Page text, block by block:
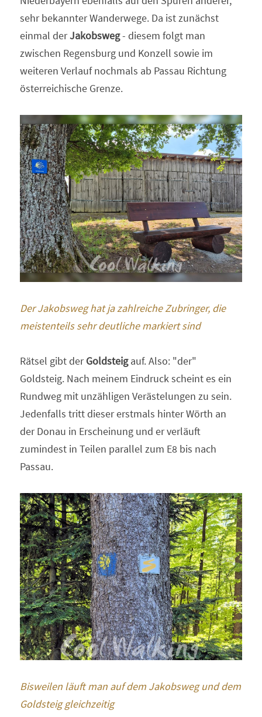
sehr bekannter Wanderwege. Da ist zunächst
einmal der Jakobsweg - diesem folgt man
zwischen Regensburg und Konzell sowie im
weiteren Verlauf nochmals ab Passau Richtung
österreichische Grenze.
Der Jakobsweg hat ja zahlreiche Zubringer, die
meistenteils sehr deutliche markiert sind
Rätsel gibt der Goldsteig auf. Also: "der"
Goldsteig. Nach meinem Eindruck scheint es ein
Rundweg mit unzähligen Verästelungen zu sein.
Jedenfalls tritt dieser erstmals hinter Wörth an
der Donau in Erscheinung und er verläuft
zumindest in Teilen parallel zum E8 bis nach
Passau.
Bisweilen läuft man auf dem Jakobsweg und dem
Goldsteig gleichzeitig